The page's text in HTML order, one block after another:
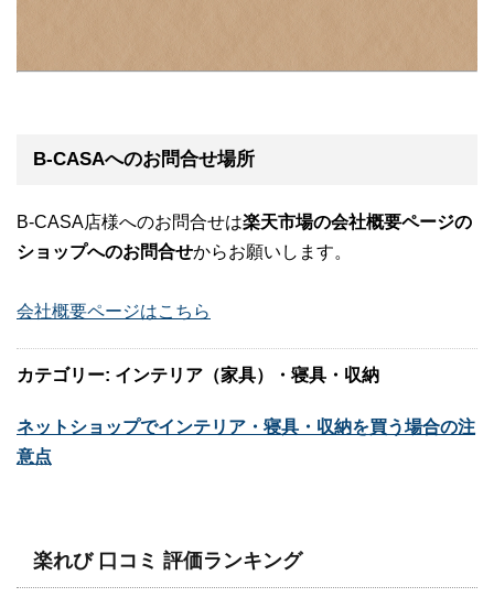
B-CASAへのお問合せ場所
B-CASA店様へのお問合せは楽天市場の会社概要ページの
ショップへのお問合せからお願いします。
会社概要ページはこちら
カテゴリー: インテリア（家具）・寝具・収納
ネットショップでインテリア・寝具・収納を買う場合の注
意点
楽れび 口コミ 評価ランキング